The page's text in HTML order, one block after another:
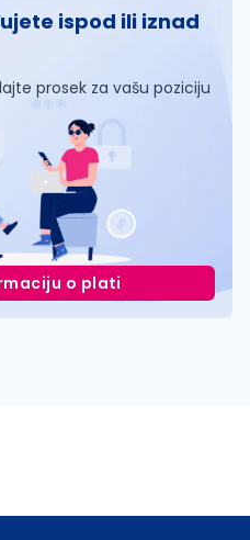
ispod ili iznad
prosek za vašu poziciju
o plati